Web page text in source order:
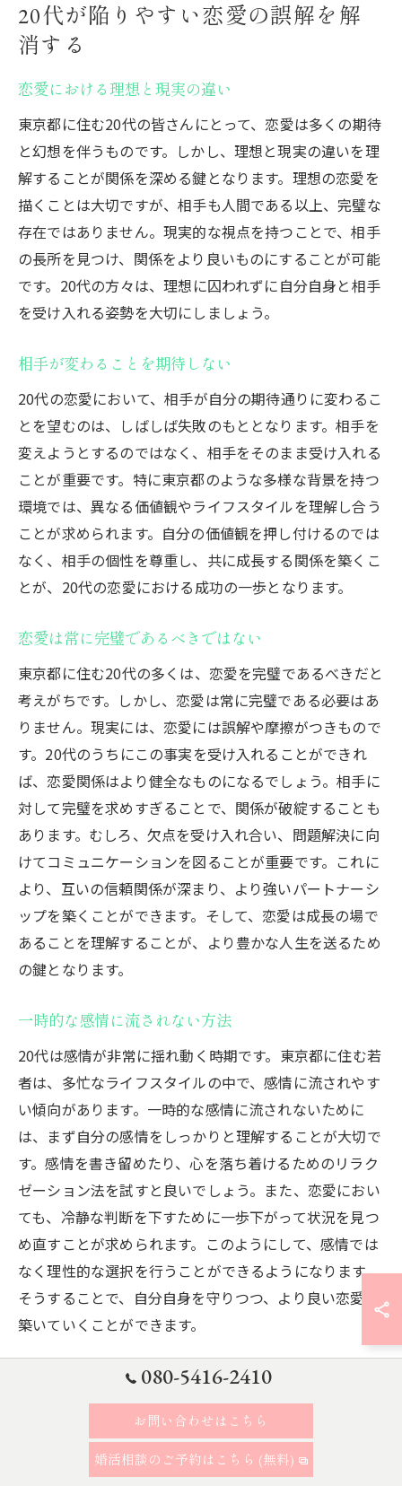
20代が陥りやすい恋愛の誤解を解
消する
恋愛における理想と現実の違い
東京都に住む20代の皆さんにとって、恋愛は多くの期待
と幻想を伴うものです。しかし、理想と現実の違いを理
解することが関係を深める鍵となります。理想の恋愛を
描くことは大切ですが、相手も人間である以上、完璧な
存在ではありません。現実的な視点を持つことで、相手
の長所を見つけ、関係をより良いものにすることが可能
です。20代の方々は、理想に囚われずに自分自身と相手
を受け入れる姿勢を大切にしましょう。
相手が変わることを期待しない
20代の恋愛において、相手が自分の期待通りに変わるこ
とを望むのは、しばしば失敗のもととなります。相手を
変えようとするのではなく、相手をそのまま受け入れる
ことが重要です。特に東京都のような多様な背景を持つ
環境では、異なる価値観やライフスタイルを理解し合う
ことが求められます。自分の価値観を押し付けるのでは
なく、相手の個性を尊重し、共に成長する関係を築くこ
とが、20代の恋愛における成功の一歩となります。
恋愛は常に完璧であるべきではない
東京都に住む20代の多くは、恋愛を完璧であるべきだと
考えがちです。しかし、恋愛は常に完璧である必要はあ
りません。現実には、恋愛には誤解や摩擦がつきもので
す。20代のうちにこの事実を受け入れることができれ
ば、恋愛関係はより健全なものになるでしょう。相手に
対して完璧を求めすぎることで、関係が破綻することも
あります。むしろ、欠点を受け入れ合い、問題解決に向
けてコミュニケーションを図ることが重要です。これに
より、互いの信頼関係が深まり、より強いパートナーシ
ップを築くことができます。そして、恋愛は成長の場で
あることを理解することが、より豊かな人生を送るため
の鍵となります。
一時的な感情に流されない方法
20代は感情が非常に揺れ動く時期です。東京都に住む若
者は、多忙なライフスタイルの中で、感情に流されやす
い傾向があります。一時的な感情に流されないために
は、まず自分の感情をしっかりと理解することが大切で
す。感情を書き留めたり、心を落ち着けるためのリラク
ゼーション法を試すと良いでしょう。また、恋愛におい
ても、冷静な判断を下すために一歩下がって状況を見つ
め直すことが求められます。このようにして、感情では
なく理性的な選択を行うことができるようになります。
そうすることで、自分自身を守りつつ、より良い恋愛を
築いていくことができます。
メディアが作り出す幻想に惑わされない
現代のメディアは、20代の恋愛に大きな影響を与えてい
ます。ドラマや映画、SNSでは完璧でロマンチックな恋
愛が描かれることが多く、これが現実の恋愛の基準とな
080-5416-2410
お問い合わせはこちら
婚活相談のご予約はこちら (無料)